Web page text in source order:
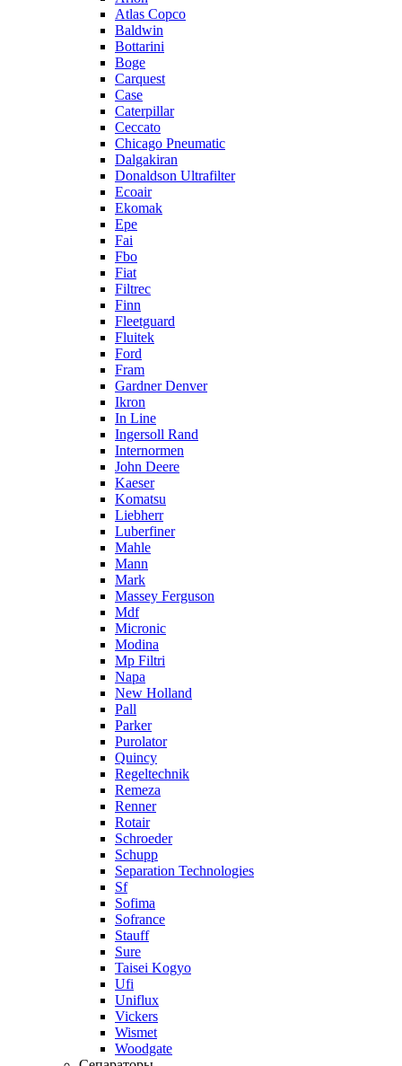
Atlas Copco
Baldwin
Bottarini
Boge
Carquest
Case
Caterpillar
Ceccato
Chicago Pneumatic
Dalgakiran
Donaldson Ultrafilter
Ecoair
Ekomak
Epe
Fai
Fbo
Fiat
Filtrec
Finn
Fleetguard
Fluitek
Ford
Fram
Gardner Denver
Ikron
In Line
Ingersoll Rand
Internormen
John Deere
Kaeser
Komatsu
Liebherr
Luberfiner
Mahle
Mann
Mark
Massey Ferguson
Mdf
Micronic
Modina
Mp Filtri
Napa
New Holland
Pall
Parker
Purolator
Quincy
Regeltechnik
Remeza
Renner
Rotair
Schroeder
Schupp
Separation Technologies
Sf
Sofima
Sofrance
Stauff
Sure
Taisei Kogyo
Ufi
Uniflux
Vickers
Wismet
Woodgate